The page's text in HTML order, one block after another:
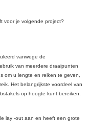
vanwege de
van meerdere draaipunten
om u lengte en reiken te geven,
Het belangrijkste voordeel van
op hoogte kunt bereiken.
lay -out aan en heeft een grote